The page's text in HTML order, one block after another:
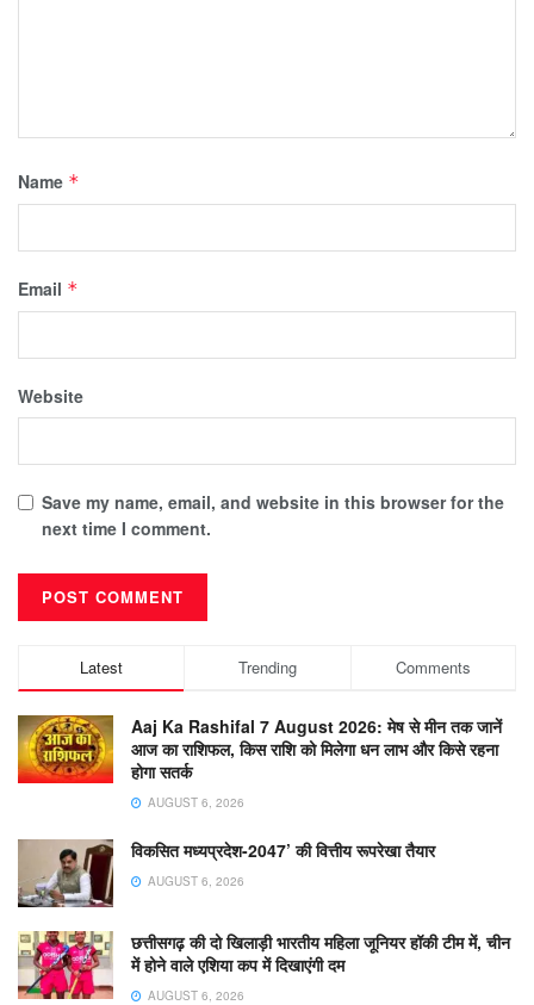
Name *
Email *
Website
Save my name, email, and website in this browser for the
next time I comment.
Latest Trending Comments
Aaj Ka Rashifal 7 August 2026: मेष से मीन तक जानें
आज का राशिफल, किस राशि को मिलेगा धन लाभ और किसे रहना
होगा सतर्क
AUGUST 6, 2026
विकसित मध्यप्रदेश-2047’ की वित्तीय रूपरेखा तैयार
AUGUST 6, 2026
छत्तीसगढ़ की दो खिलाड़ी भारतीय महिला जूनियर हॉकी टीम में, चीन
में होने वाले एशिया कप में दिखाएंगी दम
AUGUST 6, 2026